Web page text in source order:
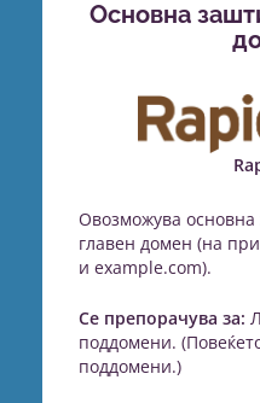
Основна
Овозможува
главен домен (на
и example.com).
Се препорачува за:
поддомени.
поддомени.)